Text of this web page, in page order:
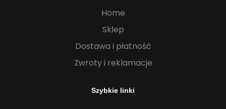
Home
Sklep
Dostawa i płatność
Zwroty i reklamacje
Szybkie linki